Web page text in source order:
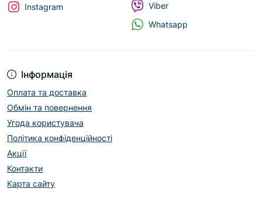
Інформація
Оплата та доставка
Обмін та повернення
Угода користувача
Політика конфіденційності
Акції
Контакти
Карта сайту
Instagram
Viber
Whatsapp